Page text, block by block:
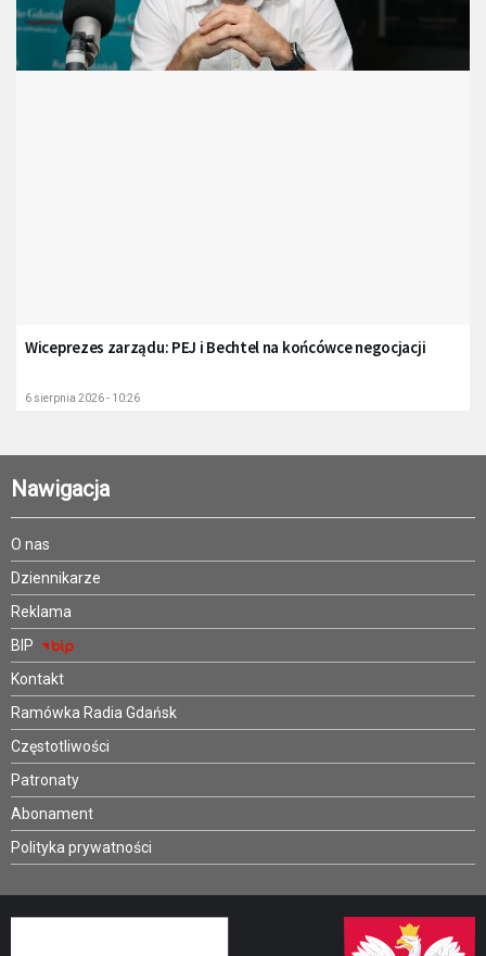
Wiceprezes zarządu: PEJ i Bechtel na końcówce negocjacji
6 sierpnia 2026 - 10:26
Nawigacja
O nas
Dziennikarze
Reklama
BIP
Kontakt
Ramówka Radia Gdańsk
Częstotliwości
Patronaty
Abonament
Polityka prywatności